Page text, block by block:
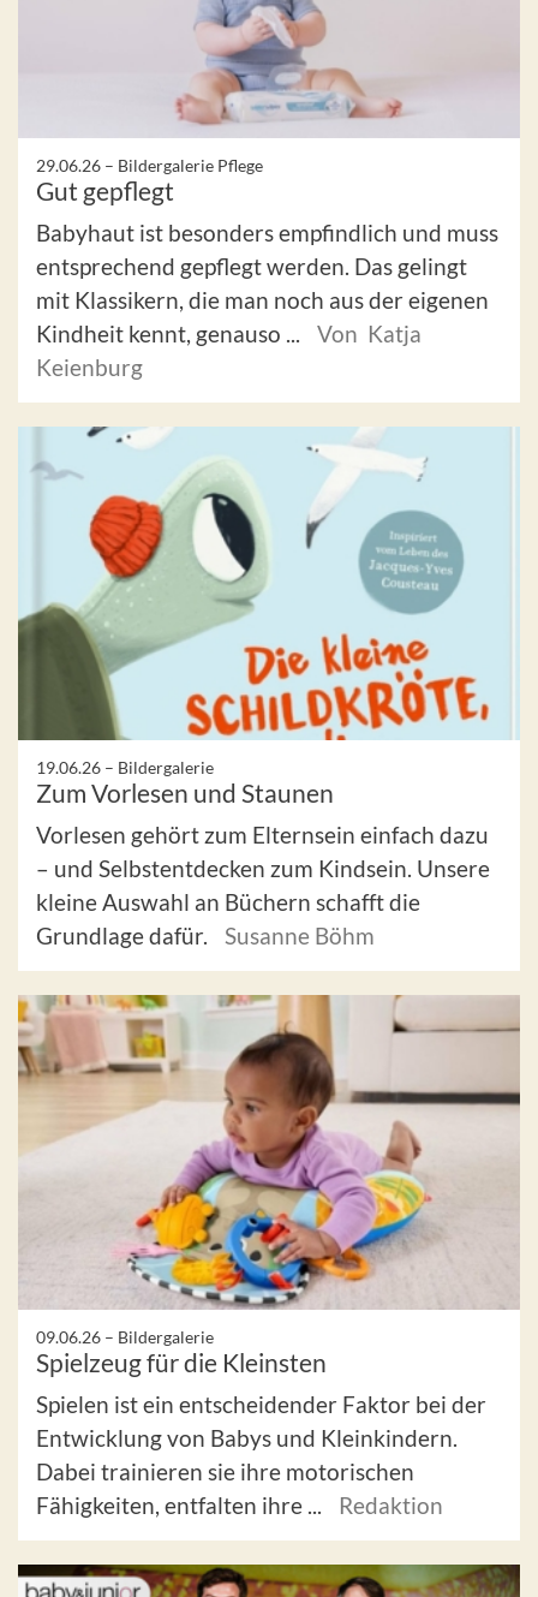
29.06.26 – Bildergalerie Pflege
Gut gepflegt
Babyhaut ist besonders empfindlich und muss
entsprechend gepflegt werden. Das gelingt
mit Klassikern, die man noch aus der eigenen
Kindheit kennt, genauso ...
Von Katja
Keienburg
19.06.26 – Bildergalerie
Zum Vorlesen und Staunen
Vorlesen gehört zum Elternsein einfach dazu
– und Selbstentdecken zum Kindsein. Unsere
kleine Auswahl an Büchern schafft die
Grundlage dafür.
Susanne Böhm
09.06.26 – Bildergalerie
Spielzeug für die Kleinsten
Spielen ist ein entscheidender Faktor bei der
Entwicklung von Babys und Kleinkindern.
Dabei trainieren sie ihre motorischen
Fähigkeiten, entfalten ihre ...
Redaktion